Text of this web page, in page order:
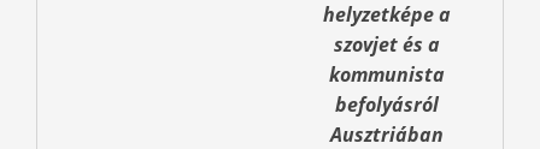
helyzetképe a
szovjet és a
kommunista
befolyásról
Ausztriában